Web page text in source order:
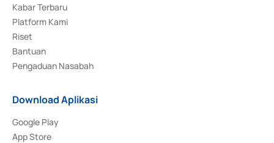
Kabar Terbaru
Platform Kami
Riset
Bantuan
Pengaduan Nasabah
Download Aplikasi
Google Play
App Store